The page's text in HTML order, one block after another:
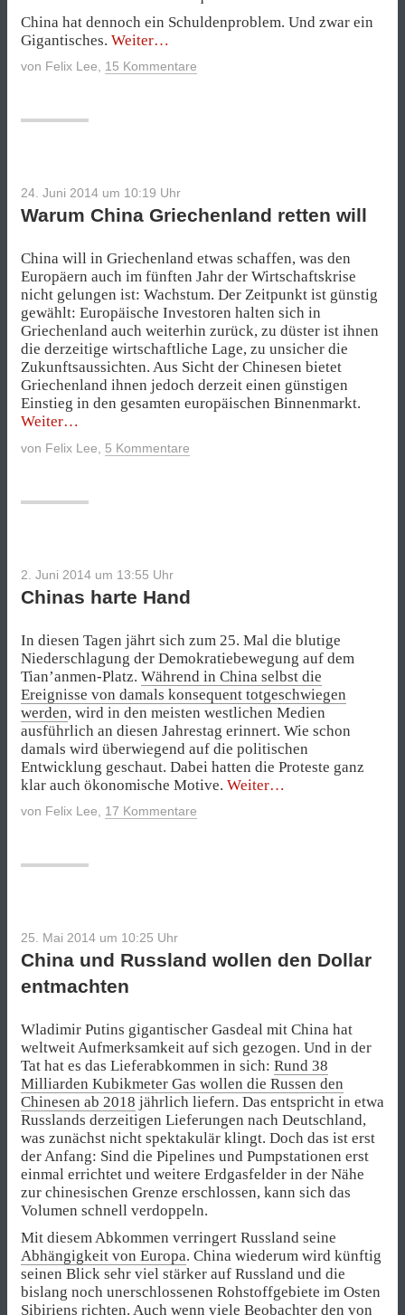
China hat dennoch ein Schuldenproblem. Und zwar ein
Gigantisches. Weiter„China
Schulden
von Felix Lee, 15 Kommentare
24. Juni 2014 um 10:19 Uhr
Warum China Griechenland retten will
China will in Griechenland etwas schaffen, was den
Europäern auch im fünften Jahr der Wirtschaftskrise
nicht gelungen ist: Wachstum. Der Zeitpunkt ist günstig
gewählt: Europäische Investoren halten sich in
Griechenland auch weiterhin zurück, zu düster ist ihnen
die derzeitige wirtschaftliche Lage, zu unsicher die
Zukunftsaussichten. Aus Sicht der Chinesen bietet
Griechenland ihnen jedoch derzeit einen günstigen
Einstieg in den gesamten europäischen Binnenmarkt.
Weiter„Warum
Griechenland
von Felix Lee 5 Kommentare
2. Juni 2014 um 13:55 Uhr
Chinas harte Hand
In diesen Tagen jährt sich zum 25. Mal die blutige
Niederschlagung der Demokratiebewegung auf dem
Tian’anmen-Platz. Während in China selbst die
Ereignisse von damals konsequent totgeschwiegen
werden, wird in den meisten westlichen Medien
ausführlich an diesen Jahrestag erinnert. Wie schon
damals wird überwiegend auf die politischen
Entwicklung geschaut. Dabei hatten die Proteste ganz
klar auch ökonomische Motive. Weiter„Chinas
von Felix Lee 17 Kommentare
25. Mai 2014 um 10:25 Uhr
China und Russland wollen den Dollar
entmachten
Wladimir Putins gigantischer Gasdeal mit China hat
weltweit Aufmerksamkeit auf sich gezogen. Und in der
Tat hat es das Lieferabkommen in sich: Rund 38
Milliarden Kubikmeter Gas wollen die Russen den
Chinesen ab 2018 jährlich liefern. Das entspricht in etwa
Russlands derzeitigen Lieferungen nach Deutschland,
was zunächst nicht spektakulär klingt. Doch das ist erst
der Anfang: Sind die Pipelines und Pumpstationen erst
einmal errichtet und weitere Erdgasfelder in der Nähe
zur chinesischen Grenze erschlossen, kann sich das
Volumen schnell verdoppeln.
Mit diesem Abkommen verringert Russland seine
Abhängigkeit von Europa. China wiederum wird künftig
seinen Blick sehr viel stärker auf Russland und die
bislang noch unerschlossenen Rohstoffgebiete im Osten
Sibiriens richten. Auch wenn viele Beobachter den von